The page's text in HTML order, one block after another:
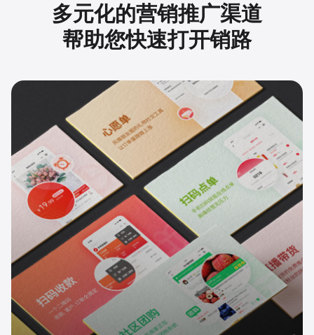
多元化的营销推广渠道
帮助您快速打开销路